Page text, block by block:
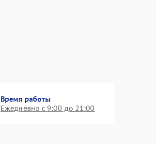
Время работы
Ежедневно с 9:00 до 21:00